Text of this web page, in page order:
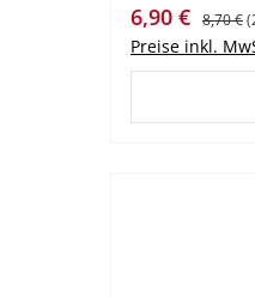
6,90 € 8,70 €
Preise inkl.